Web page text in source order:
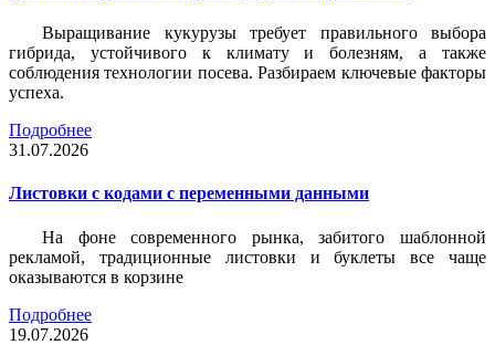
Выращивание кукурузы требует правильного выбора
гибрида, устойчивого к климату и болезням, а также
соблюдения технологии посева. Разбираем ключевые факторы
успеха.
Подробнее
31.07.2026
Листовки c кодами с переменными данными
На фоне современного рынка, забитого шаблонной
рекламой, традиционные листовки и буклеты все чаще
оказываются в корзине
Подробнее
19.07.2026